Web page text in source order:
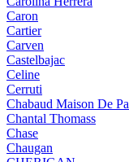
Caron
Cartier
Carven
Castelbajac
Celine
Cerruti
Chabaud Maison De
Chantal Thomass
Chase
Chaugan